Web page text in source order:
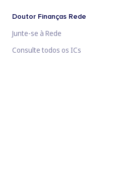
Doutor Finanças Rede
Junte-se à Rede
Consulte todos os ICs